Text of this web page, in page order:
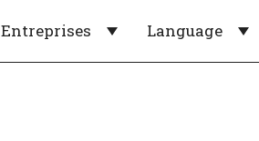
Entreprises Language